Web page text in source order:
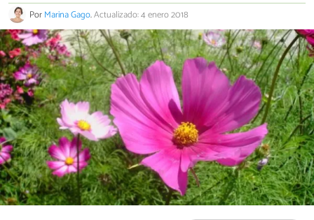
PorMarina Gago.Actualizado: 4 enero 2018